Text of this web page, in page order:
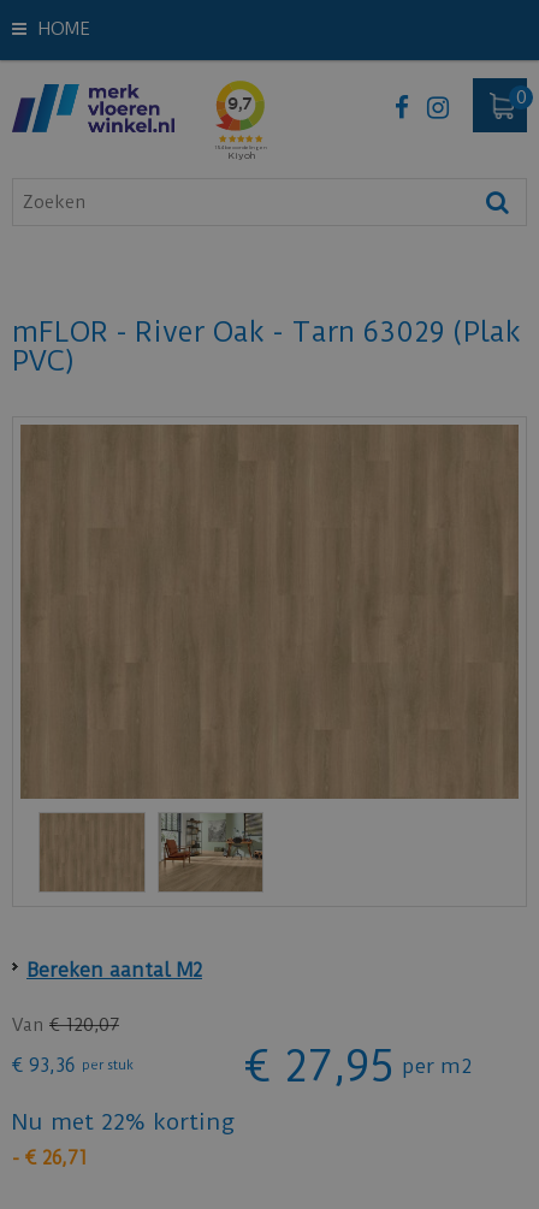
HOME
mFLOR - River Oak - Tarn 63029 (Plak
PVC)
Bereken aantal M2
Van € 120,07
€ 93,36 per stuk € 27,95 per m2
Nu met 22% korting
- € 26,71